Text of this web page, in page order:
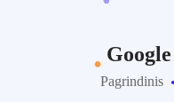
Pagrindinis